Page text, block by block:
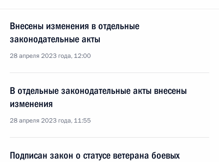
Внесены изменения в отдельные
законодательные акты
28 апреля 2023 года, 12:00
В отдельные законодательные акты внесены
изменения
28 апреля 2023 года, 11:55
Подписан закон о статусе ветерана боевых